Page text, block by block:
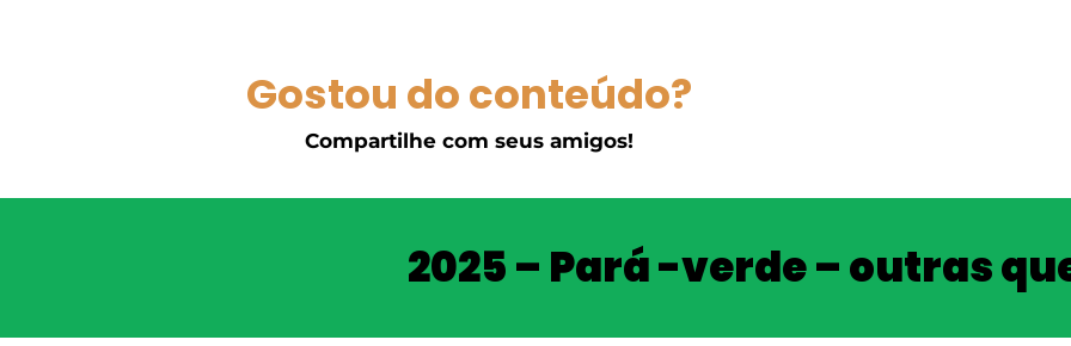
Gostou do conteúdo?
Compartilhe com seus amigos!
2025 – Pará -verde – outras